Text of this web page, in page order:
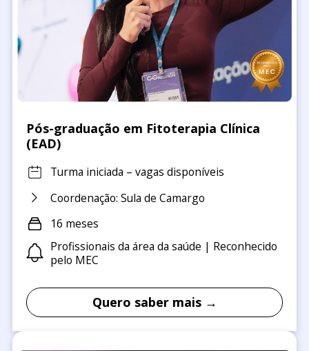
Pós-graduação em Fitoterapia Clínica
(EAD)
Turma iniciada – vagas disponíveis
Coordenação: Sula de Camargo
16 meses
Profissionais da área da saúde | Reconhecido
pelo MEC
Quero saber mais →